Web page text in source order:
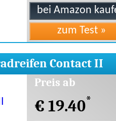
Contact II
Preis ab
€ 19.40*